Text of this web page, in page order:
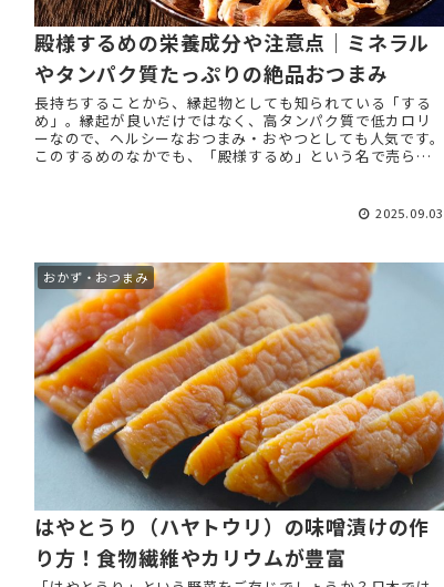
殿様するめの栄養成分や注意点｜ミネラル
やタンパク質たっぷりの絶品おつまみ
長持ちすることから、縁起物としても知られている「する
め」。縁起が良いだけではなく、高タンパク質で低カロリ
ーなので、ヘルシーなおつまみ・おやつとしても人気です。
このするめのなかでも、「殿様するめ」という名で売られ
2025.09.03
おかず・おつまみ
はやとうり（ハヤトウリ）の味噌漬けの作
り方！食物繊維やカリウムが豊富